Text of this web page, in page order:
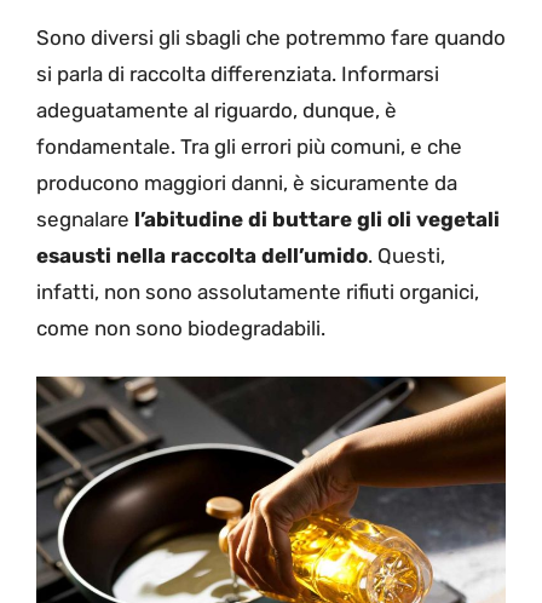
Sono diversi gli sbagli che potremmo fare quando
si parla di raccolta differenziata. Informarsi
adeguatamente al riguardo, dunque, è
fondamentale. Tra gli errori più comuni, e che
producono maggiori danni, è sicuramente da
segnalare l’abitudine di buttare gli oli vegetali
esausti nella raccolta dell’umido. Questi,
infatti, non sono assolutamente rifiuti organici,
come non sono biodegradabili.